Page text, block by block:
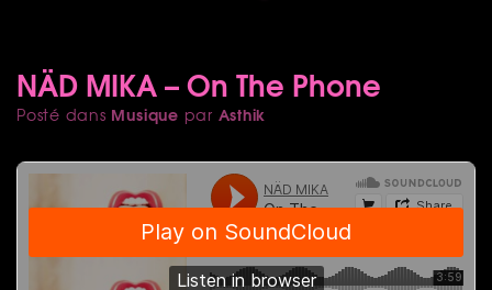
NÄD MIKA – On The Phone
Posté dans Musique par Asthik